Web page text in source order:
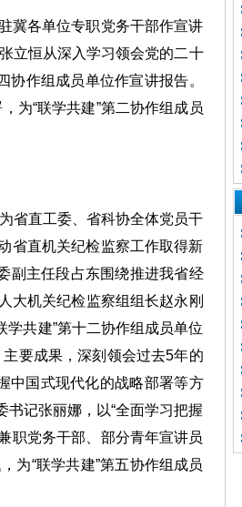
冀各单位专职党务干部作宣讲
立恒从深入学习领会党的二十
协作组成员单位作宣讲报告。
为“联学共建”第二协作组成员
省直工委、省科协全体党员干
省直机关纪检监察工作取得新
副主任段占东围绕推进我省经
大机关纪检监察组组长赵永刚
学共建”第十二协作组成员单位
要成果，深刻领会过去5年的
中国式现代化的战略部署等方
记张丽娜，以“全面学习把握
职党务干部、部分青年宣讲员
为“联学共建”第五协作组成员